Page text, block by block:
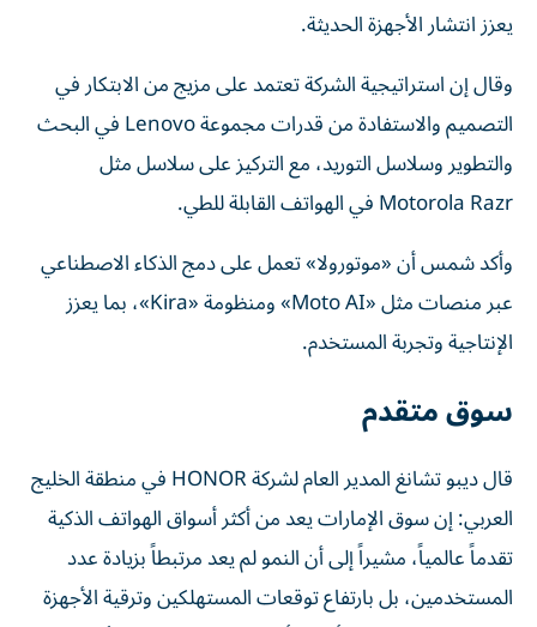
يعزز انتشار الأجهزة الحديثة.
وقال إن استراتيجية الشركة تعتمد على مزيج من الابتكار في
التصميم والاستفادة من قدرات مجموعة Lenovo في البحث
والتطوير وسلاسل التوريد، مع التركيز على سلاسل مثل
Motorola Razr في الهواتف القابلة للطي.
وأكد شمس أن «موتورولا» تعمل على دمج الذكاء الاصطناعي
عبر منصات مثل «Moto AI» ومنظومة «Kira»، بما يعزز
الإنتاجية وتجربة المستخدم.
سوق متقدم
قال ديبو تشانغ المدير العام لشركة HONOR في منطقة الخليج
العربي: إن سوق الإمارات يعد من أكثر أسواق الهواتف الذكية
تقدماً عالمياً، مشيراً إلى أن النمو لم يعد مرتبطاً بزيادة عدد
المستخدمين، بل بارتفاع توقعات المستهلكين وترقية الأجهزة